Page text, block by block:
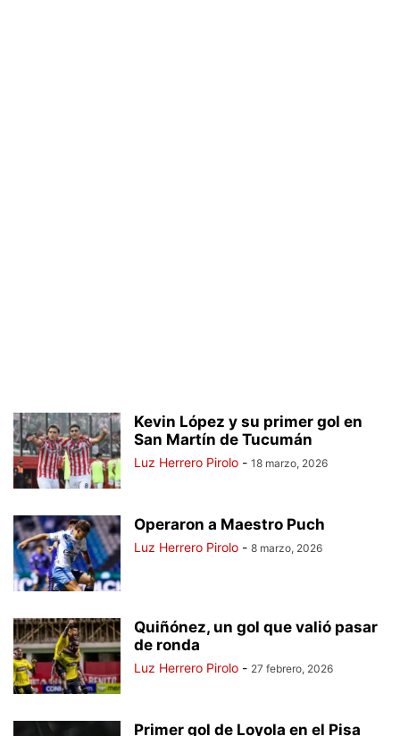
Kevin López y su primer gol en
San Martín de Tucumán
Luz Herrero Pirolo - 18 marzo, 2026
Operaron a Maestro Puch
Luz Herrero Pirolo - 8 marzo, 2026
Quiñónez, un gol que valió pasar
de ronda
Luz Herrero Pirolo - 27 febrero, 2026
Primer gol de Loyola en el Pisa